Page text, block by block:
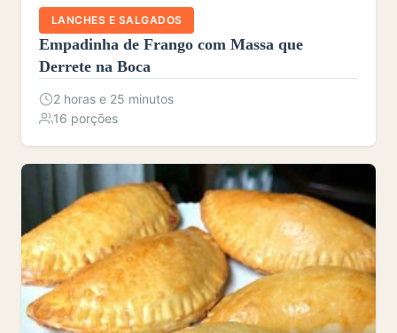
LANCHES E SALGADOS
Empadinha de Frango com Massa que
Derrete na Boca
2 horas e 25 minutos
16 porções